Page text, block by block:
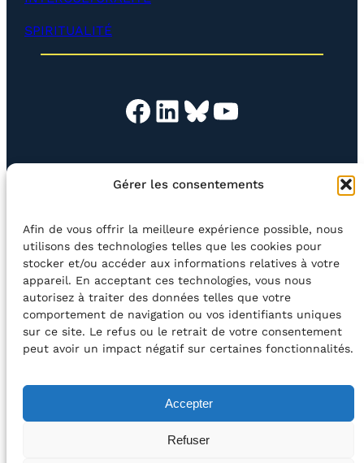
Gérer les consentements
Afin de vous offrir la meilleure expérience possible, nous
utilisons des technologies telles que les cookies pour
stocker et/ou accéder aux informations relatives à votre
appareil. En acceptant ces technologies, vous nous
autorisez à traiter des données telles que votre
comportement de navigation ou vos identifiants uniques
sur ce site. Le refus ou le retrait de votre consentement
peut avoir un impact négatif sur certaines fonctionnalités.
Accepter
Refuser
p
e
r
)
SPIRITUALITÉ
Facebook LinkedIn Bluesky YouTube
EN QUESTION BOUTIQUE NEWSLETTER
CONTACT
Rechercher
©2026 Centre Avec asblBE33 5230​ 8091​ 4546
avec le soutien de la Fédération Wallonie-Bruxelles
POLITIQUE DE CONFIDENTIALITÉ